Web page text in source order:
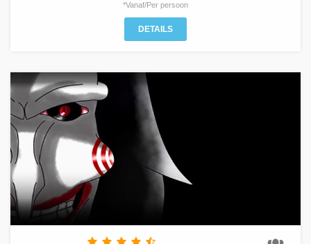
*Vanaf/Per persoon
DETAILS